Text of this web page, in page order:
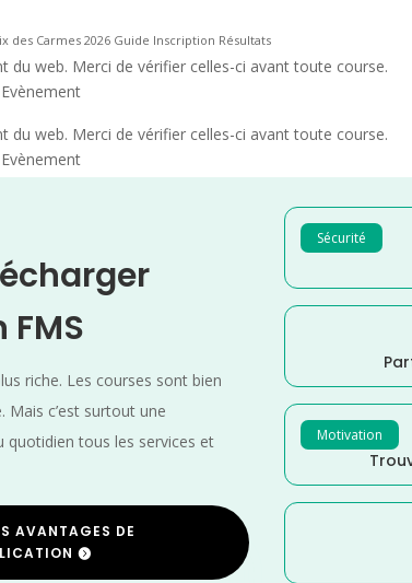
des Carmes 2026 Guide Inscription Résultats
du web. Merci de vérifier celles-ci avant toute course.
du web. Merci de vérifier celles-ci avant toute course.
riche. Les courses sont bien
Mais c’est surtout une
quotidien tous les services et
AVANTAGES DE
Sécurité
Motivation